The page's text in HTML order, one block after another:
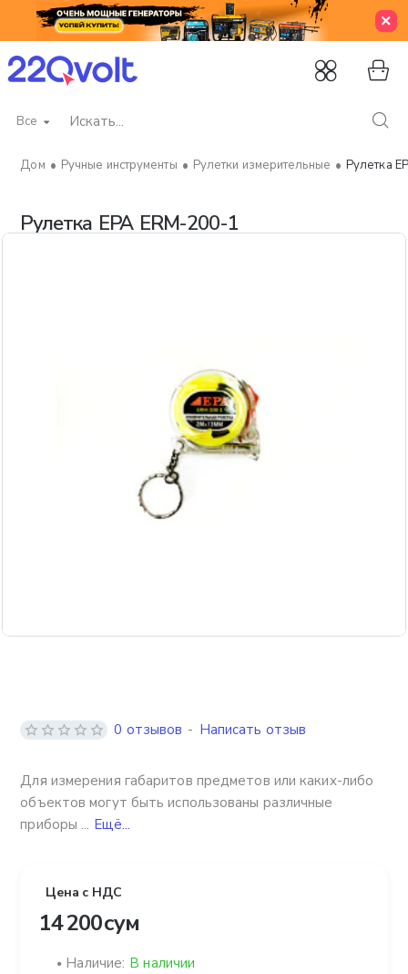
Все
Искать...
Рулетка EPA ERM-200-1
Ручные инструменты Рулетки измерительные Рулетка
Для измерения габаритов предметов или каких-либо
объектов могут быть использованы различные
приборы ... Ещё...
0 отзывов - Написать отзыв
Цена с НДС
14 200 сум
Наличие: В наличии